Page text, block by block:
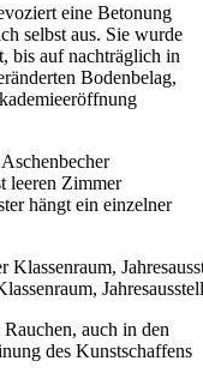
eine Betonung
selbst aus. Sie wurde
bis auf nachträglich in
Bodenbelag,
leeren Zimmer
hängt ein einzelner
auch in den
des Kunstschaffens